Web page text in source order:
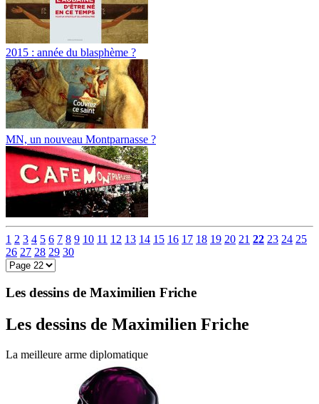
2015 : année du blasphème ?
MN, un nouveau Montparnasse ?
1 2 3 4 5 6 7 8 9 10 11 12 13 14 15 16 17 18 19 20 21 22 23 24 25
26 27 28 29 30
Les dessins de Maximilien Friche
Les dessins de Maximilien Friche
La meilleure arme diplomatique